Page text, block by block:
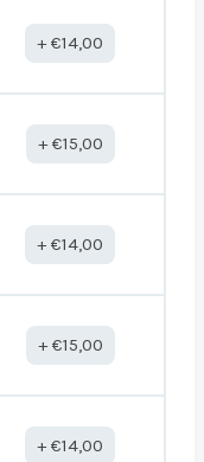
€14,00
€15,00
€14,00
€15,00
€14,00